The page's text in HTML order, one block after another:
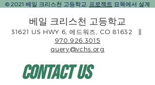
© 2021 베일 크리스천 고등학교. 프로젝트 묘목에서 설계
베일 크리스천 고등학교
31621 US HWY 6, 에드워즈, CO 81632
||
970.926.3015
query@vchs.org
Contact Us